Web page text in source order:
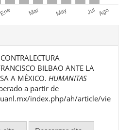
BILBAO ANTE LA
A MÉXICO. HUMANITAS
a partir de
index.php/ah/article/vie